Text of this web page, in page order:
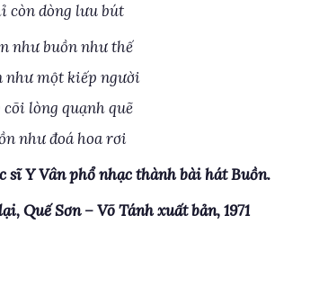
còn dòng lưu bút
như buồn như thế
như một kiếp người
lòng quạnh quẽ
như đoá hoa rơi
sĩ Y Vân phổ nhạc thành bài hát Buồn.
Quế Sơn – Võ Tánh xuất bản, 1971